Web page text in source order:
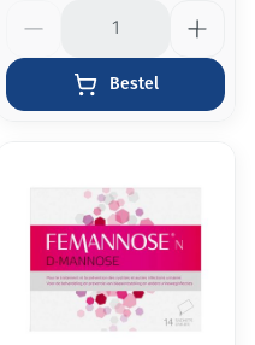
Bestel